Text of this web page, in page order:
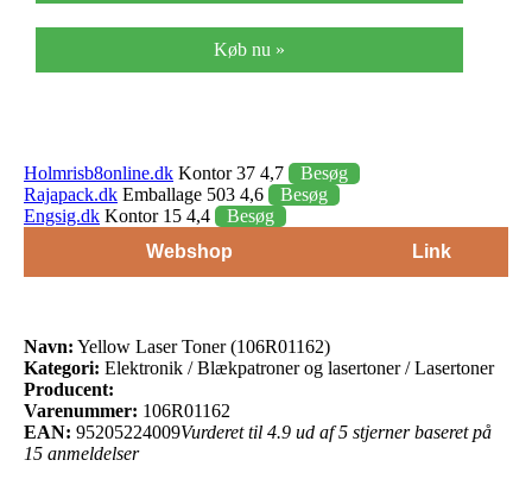
Køb nu »
Holmrisb8online.dk Kontor 37 4,7
Besøg
Rajapack.dk Emballage 503 4,6
Besøg
Engsig.dk Kontor 15 4,4
Besøg
Webshop
Link
Navn: Yellow Laser Toner (106R01162)
Kategori: Elektronik / Blækpatroner og lasertoner / Lasertoner
Producent:
Varenummer: 106R01162
EAN: 95205224009Vurderet til 4.9 ud af 5 stjerner baseret på
15 anmeldelser